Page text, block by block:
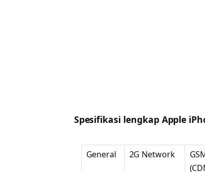
Spesifikasi lengkap Apple
General 2G Network